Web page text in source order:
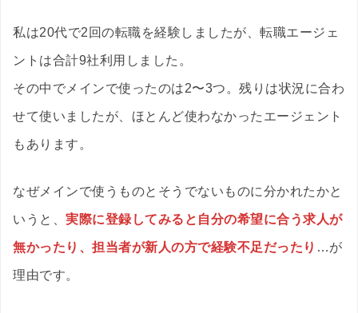
私は20代で2回の転職を経験しましたが、転職エージェ
ントは合計9社利用しました。
その中でメインで使ったのは2〜3つ。残りは状況に合わ
せて使いましたが、ほとんど使わなかったエージェント
もあります。
なぜメインで使うものとそうでないものに分かれたかと
いうと、 実際に登録してみると自分の希望に合う求人が
無かったり、担当者が新人の方で経験不足だったり …が
理由です。